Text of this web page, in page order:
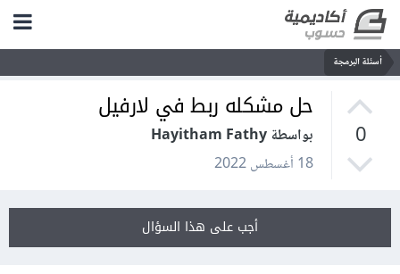
أسئلة البرمجة
0
حل مشكله ربط في لارفيل
بواسطة Hayitham Fathy
18 أغسطس 2022
أجب على هذا السؤال